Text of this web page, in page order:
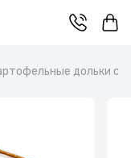
дольки с